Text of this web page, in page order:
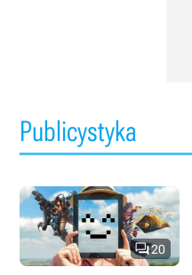
Publicystyka
20